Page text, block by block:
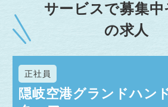
サービスで募集
の求人
正社員
隠岐空港グランドハン